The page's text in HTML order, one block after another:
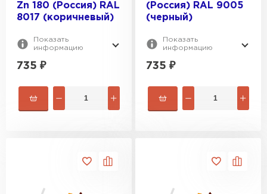
Zn 180 (Россия) RAL
8017 (коричневый)
Показать
информацию
735 ₽
(Россия) RAL 9005
(черный)
Показать
информацию
735 ₽